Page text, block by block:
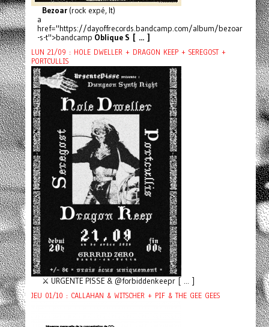
Bezoar(rock expé, It)
a
href="https://dayoffrecords.bandcamp.com/album/bezoar
-s-t">bandcamp Oblique S [ ... ]
LUN 21/09 : HOLE DWELLER + DRAGON KEEP + SEREGOST +
PORTCULLIS
⚔️ URGENTE PISSE & @forbiddenkeepr [ ... ]
JEU 01/10 : CALLAHAN & WITSCHER + PIF & THE GEE GEES